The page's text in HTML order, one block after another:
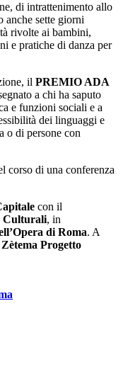
di intrattenimento allo
anche sette giorni
rivolte ai bambini,
e pratiche di danza per
il PREMIO ADA
a chi ha saputo
e funzioni sociali e a
dei linguaggi e
o di persone con
corso di una conferenza
con il
Culturali, in
di Roma. A
Zètema Progetto